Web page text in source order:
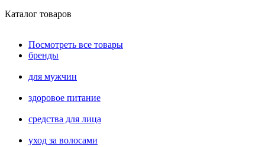
Каталог товаров
Посмотреть все товары
бренды
для мужчин
здоровое питание
средства для лица
уход за волосами